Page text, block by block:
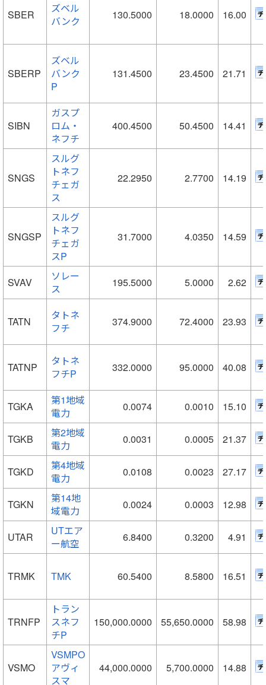
SBER
ズベル
バンク
130.5000 18.0000 16.00
SBERP
ズベル
バンク
P
131.4500 23.4500 21.71
SIBN
ガスプ
ロム・
ネフチ
400.4500 50.4500 14.41
SNGS
スルグ
トネフ
チェガ
ス
22.2950 2.7700 14.19
SNGSP
スルグ
トネフ
チェガ
スP
31.7000 4.0350 14.59
SVAV
ソレー
ス
195.5000 5.0000 2.62
TATN
タトネ
フチ
374.9000 72.4000 23.93
TATNP
タトネ
フチP
332.0000 95.0000 40.08
TGKA
第1地域
電力
0.0074 0.0010 15.10
TGKB
第2地域
電力
0.0031 0.0005 21.37
TGKD
第4地域
電力
0.0108 0.0023 27.17
TGKN
第14地
域電力
0.0024 0.0003 12.98
UTAR
UTエア
ー航空
6.8400 0.3200 4.91
TRMK TMK 60.5400 8.5800 16.51
TRNFP
トラン
スネフ
チP
150,000.0000 55,650.0000 58.98
VSMO
VSMPO
アヴィ
スマ
44,000.0000 5,700.0000 14.88